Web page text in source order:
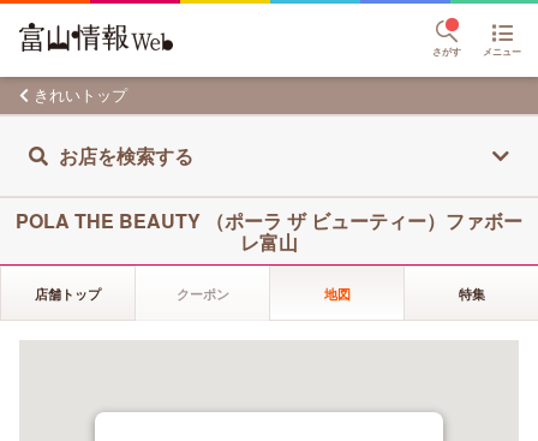
さがす メニュー
きれいトップ
お店を検索する
POLA THE BEAUTY （ポーラ ザ ビューティー）ファボー
レ富山
店舗トップ クーポン 地図 特集